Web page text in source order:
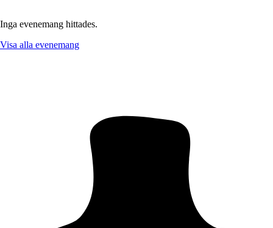
Inga evenemang hittades.
Visa alla evenemang